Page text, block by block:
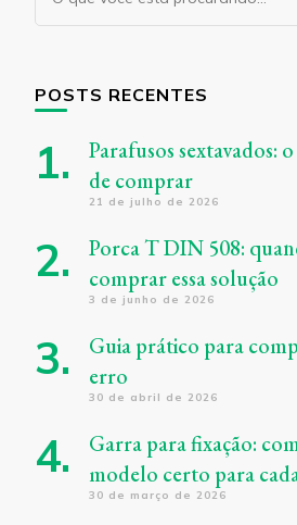
algo?
POSTS RECENTES
Parafusos sextavados:
de comprar
21 de julho de 2026
Porca T DIN 508:
comprar essa solução
3 de junho de 2026
Guia prático para
erro
30 de abril de 2026
Garra para fixação:
modelo certo para
30 de março de 2026